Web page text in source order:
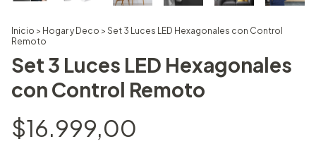
Inicio > Hogar y Deco > Set 3 Luces LED Hexagonales con Control
Remoto
Set 3 Luces LED Hexagonales
con Control Remoto
$16.999,00